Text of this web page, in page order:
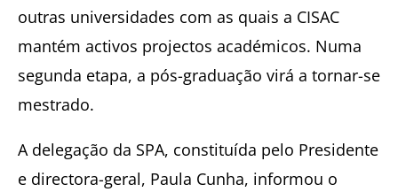
outras universidades com as quais a CISAC
mantém activos projectos académicos. Numa
segunda etapa, a pós-graduação virá a tornar-se
mestrado.
A delegação da SPA, constituída pelo Presidente
e directora-geral, Paula Cunha, informou o